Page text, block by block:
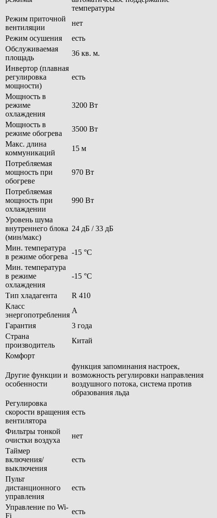
температуры
Режим приточной
вентиляции
нет
Режим осушения
есть
Обслуживаемая
площадь
36 кв. м.
Инвертор (плавная
регулировка
мощности)
есть
Мощность в
режиме
охлаждения
3200 Вт
Мощность в
режиме обогрева
3500 Вт
Макс. длина
коммуникаций
15 м
Потребляемая
мощность при
обогреве
970 Вт
Потребляемая
мощность при
охлаждении
990 Вт
Уровень шума
внутреннего блока
(мин/макс)
24 дБ / 33 дБ
Мин. температура
в режиме обогрева
-15 °С
Мин. температура
в режиме
охлаждения
-15 °С
Тип хладагента
R 410
Класс
энергопотребления
A
Гарантия
3 года
Страна
производитель
Китай
Комфорт
Другие функции и
особенности
функция запоминания настроек,
возможность регулировки направления
воздушного потока, система против
образования льда
Регулировка
скорости вращения
вентилятора
есть
Фильтры тонкой
очистки воздуха
нет
Таймер
включения/
выключения
есть
Пульт
дистанционного
управления
есть
Управление по Wi-
Fi
есть